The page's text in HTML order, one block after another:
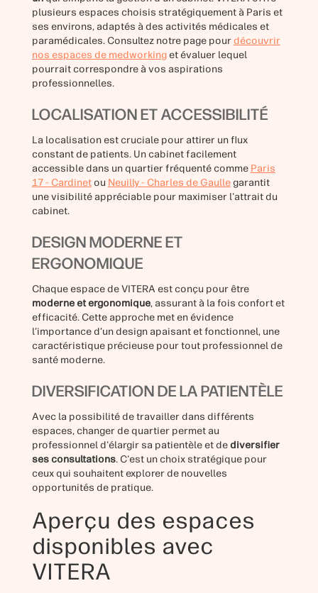
plusieurs espaces choisis stratégiquement à Paris et
ses environs, adaptés à des activités médicales et
paramédicales. Consultez notre page pour découvrir
nos espaces de medworkinget évaluer lequel
pourrait correspondre à vos aspirations
professionnelles.
LOCALISATION ET ACCESSIBILITÉ
La localisation est cruciale pour attirer un flux
constant de patients. Un cabinet facilement
accessible dans un quartier fréquenté comme Paris
17 - Cardinetou Neuilly - Charles de Gaullegarantit
une visibilité appréciable pour maximiser l'attrait du
cabinet.
DESIGN MODERNE ET
ERGONOMIQUE
Chaque espace de VITERA est conçu pour être
moderne et ergonomique, assurant à la fois confort et
efficacité. Cette approche met en évidence
l’importance d’un design apaisant et fonctionnel, une
caractéristique précieuse pour tout professionnel de
santé moderne.
DIVERSIFICATION DE LA PATIENTÈLE
Avec la possibilité de travailler dans différents
espaces, changer de quartier permet au
professionnel d'élargir sa patientèle et de diversifier
ses consultations. C'est un choix stratégique pour
ceux qui souhaitent explorer de nouvelles
opportunités de pratique.
Aperçu des espaces
disponibles avec
VITERA